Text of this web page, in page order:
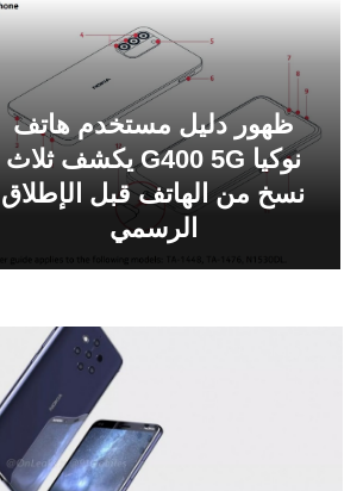
ظهور دليل مستخدم هاتف
نوكيا G400 5G يكشف ثلاث
نسخ من الهاتف قبل الإطلاق
الرسمي